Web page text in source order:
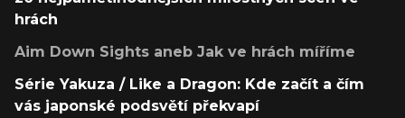
hrách
Aim Down Sights aneb Jak ve hrách míříme
Série Yakuza / Like a Dragon: Kde začít a čím
vás japonské podsvětí překvapí